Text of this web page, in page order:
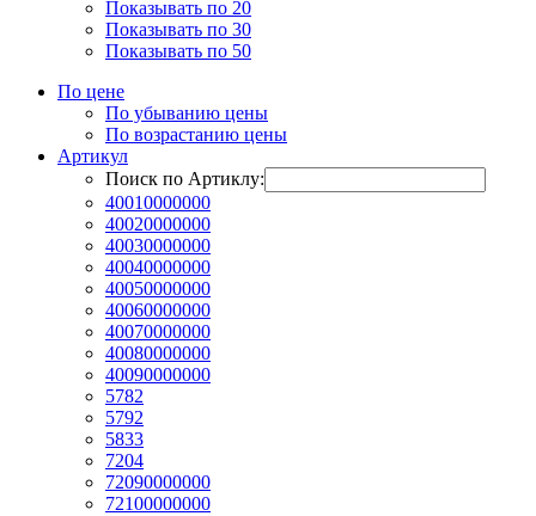
Показывать по 20
Показывать по 30
Показывать по 50
По цене
По убыванию цены
По возрастанию цены
Артикул
Поиск по Артиклу:
40010000000
40020000000
40030000000
40040000000
40050000000
40060000000
40070000000
40080000000
40090000000
5782
5792
5833
7204
72090000000
72100000000